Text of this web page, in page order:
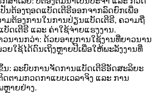
ນຕ້ອງຖອດແບັດເຕີຣີອອກຈາກລົດຍົກເພື່ອ
ມຕ້ອງການໃນການປ່ຽນແບັດເຕີຣີ, ຄວາມຖີ່
ດເຕີຣີ ແລະ ຄ່າໃຊ້ຈ່າຍແຮງງານ.
ວນານກວ່າ: ດ້ວຍອາຍຸການໃຊ້ງານທີ່ຍາວນານ
ຍໃຊ້ໄດ້ດົນເຖິງຫຼາຍປີເພື່ອໃຫ້ພະລັງງານທີ່
ນ: ລະບົບການຈັດການແບັດເຕີຣີອັດສະລິຍະ
ດຕາມກວດກາແບບເວລາຈິງ ແລະ ການ
ຫຼາຍຢ່າງ.